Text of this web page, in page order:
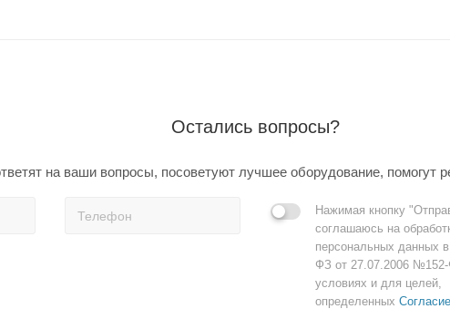
Остались вопросы?
на ваши вопросы, посоветуют лучшее оборудование, помогут
Нажимая кнопку
соглашаюсь на
персональных данных
ФЗ от 27.07.2006
условиях и для целей,
определенных